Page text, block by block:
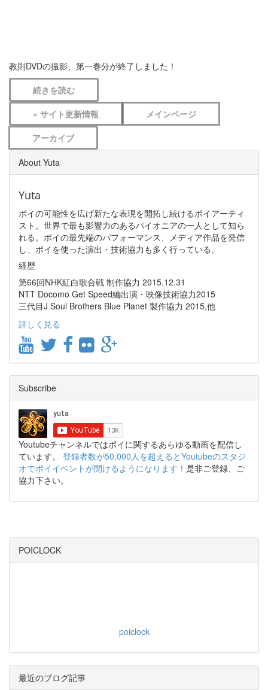
教則DVDの撮影、第一巻分が終了しました！
続きを読む
« サイト更新情報
メインページ
アーカイブ
About Yuta
Yuta
ポイの可能性を広げ新たな表現を開拓し続けるポイアーティ
スト。世界で最も影響力のあるパイオニアの一人として知ら
れる。ポイの最先端のパフォーマンス、メディア作品を発信
し、ポイを使った演出・技術協力も多く行っている。
経歴
第66回NHK紅白歌合戦 制作協力 2015.12.31
NTT Docomo Get Speed編出演・映像技術協力2015
三代目J Soul Brothers Blue Planet 製作協力 2015,他
詳しく見る
Subscribe
Youtubeチャンネルではポイに関するあらゆる動画を配信し
ています。 登録者数が50,000人を超えるとYoutubeのスタジ
オでポイイベントが開けるようになります！ 是非ご登録、ご
協力下さい。
POICLOCK
poiclock
最近のブログ記事